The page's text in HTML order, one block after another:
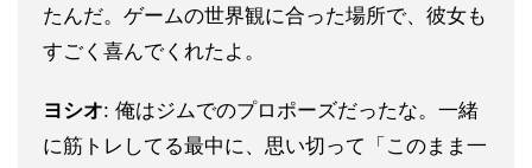
たんだ。ゲームの世界観に合った場所で、彼女も
すごく喜んでくれたよ。
ヨシオ: 俺はジムでのプロポーズだったな。一緒
に筋トレしてる最中に、思い切って「このまま一